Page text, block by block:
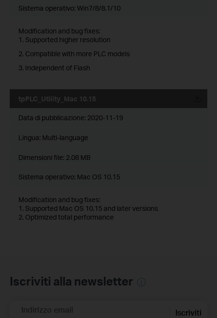
Sistema operativo: Win7/8/8.1/10
Modification and bug fixes:
1. Supported higher resolution
2. Compatible with more PLC models
3. Independent of Flash
tpPLC_Utility_Mac 10.15
Data di pubblicazione: 2020-11-19
Lingua: Multi-language
Dimensioni file: 2.08 MB
Sistema operativo: Mac OS 10.15
Modification and bug fixes:
1. Supported Mac OS 10.15 and later versions
2. Optimized total performance
Iscriviti alla newsletter
Indirizzo email Iscriviti